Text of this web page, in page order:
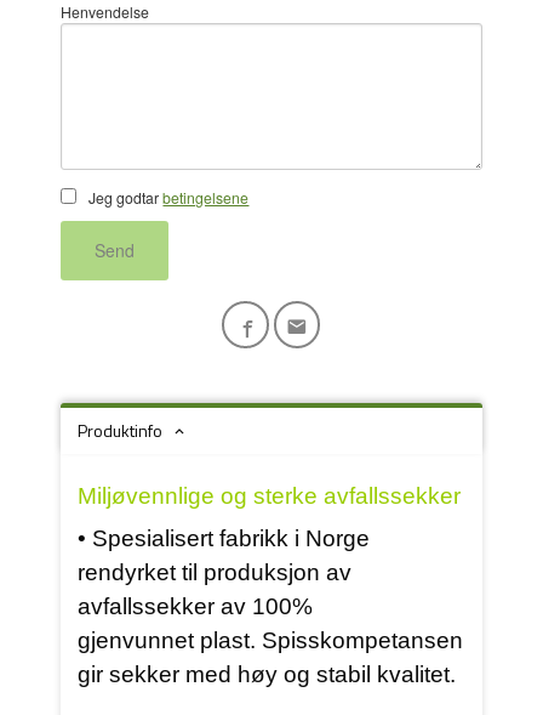
Henvendelse
Jeg godtarbetingelsene
Send
Produktinfo
Miljøvennlige og sterke avfallssekker
• Spesialisert fabrikk i Norge
rendyrket til produksjon av
avfallssekker av 100%
gjenvunnet plast. Spisskompetansen
gir sekker med høy og stabil kvalitet.